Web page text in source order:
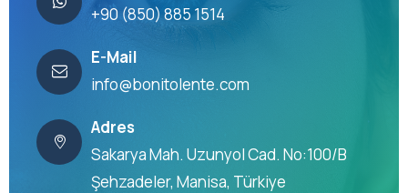
+90 (850) 885 1514
E-Mail
info@bonitolente.com
Adres
Sakarya Mah. Uzunyol Cad. No:100/B
Şehzadeler, Manisa, Türkiye